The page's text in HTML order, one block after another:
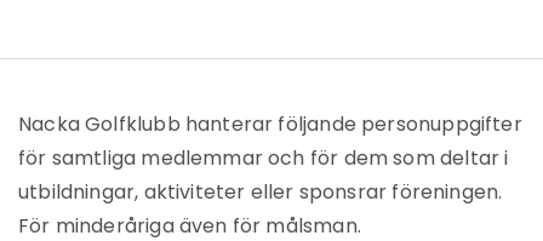
Nacka Golfklubb hanterar följande personuppgifter
för samtliga medlemmar och för dem som deltar i
utbildningar, aktiviteter eller sponsrar föreningen.
För minderåriga även för målsman.